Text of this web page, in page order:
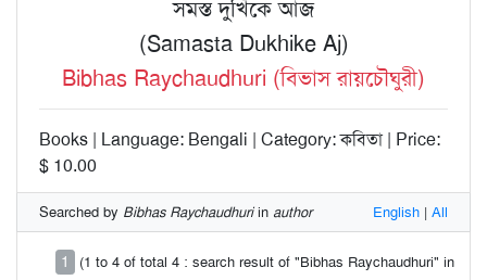
সমস্ত দুখিকে আজ
(Samasta Dukhike Aj)
Bibhas Raychaudhuri (বিভাস রায়চৌঘুরী)
Books | Language: Bengali | Category: কবিতা | Price:
$ 10.00
Searched by Bibhas Raychaudhuriin author English | All
1
(1 to 4 of total 4 : search result of "Bibhas Raychaudhuri" in